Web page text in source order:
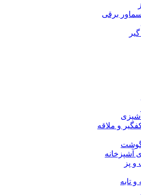
برقی
آشپزی
و ملاقه
گوشت
آشپزخانه
پز
و تابه